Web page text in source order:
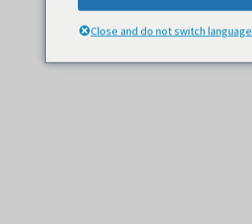
Close and do not switch language